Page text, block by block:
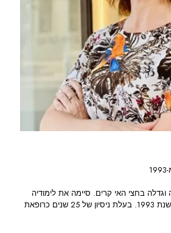
בחצי האי קרים. סיימה את לימודיה
במכון הרפואי של קרים בשנת 1993. בעלת ניסיון של 25 שנים כרופאת